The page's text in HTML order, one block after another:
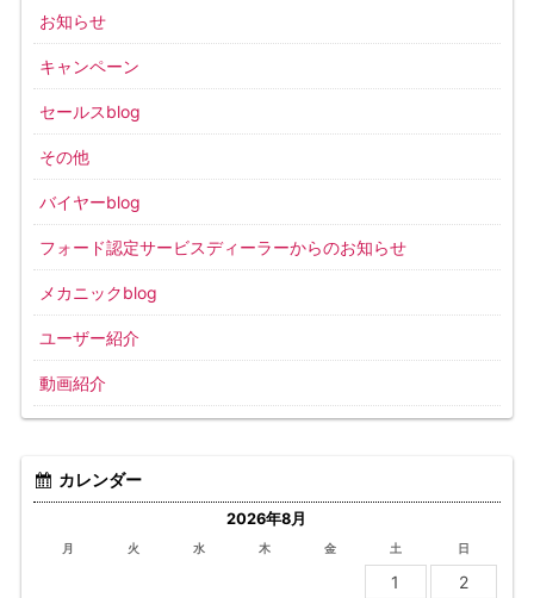
お知らせ
キャンペーン
セールスblog
その他
バイヤーblog
フォード認定サービスディーラーからのお知らせ
メカニックblog
ユーザー紹介
動画紹介
カレンダー
2026年8月
月 火 水 木 金 土 日
1
2